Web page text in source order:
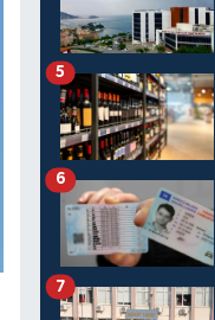
5
6
7